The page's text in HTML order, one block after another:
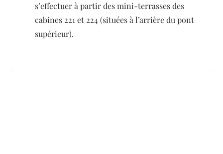
s’effectuer à partir des mini-terrasses des
cabines 221 et 224 (situées à l’arrière du pont
supérieur).